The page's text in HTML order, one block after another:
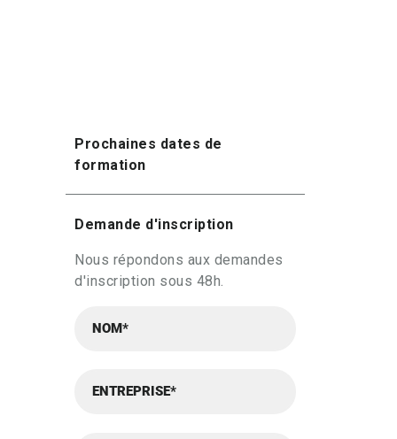
Prochaines dates de
formation
Demande d'inscription
Nous répondons aux demandes
d'inscription sous 48h.